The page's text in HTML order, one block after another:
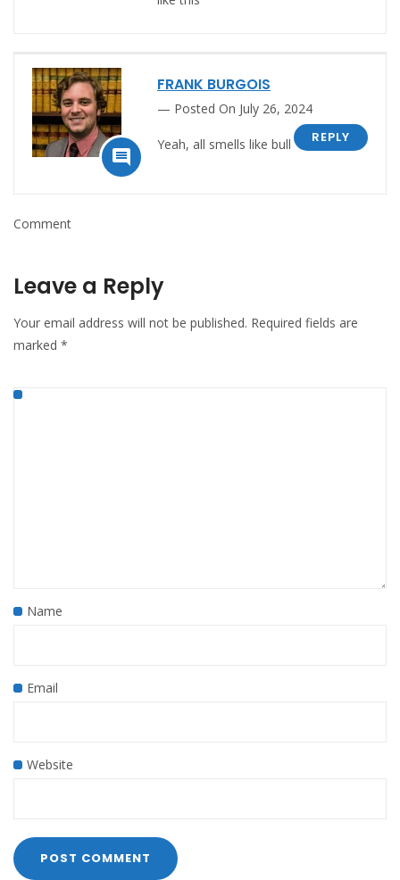

FRANK BURGOIS
Posted On July 26, 2024
REPLY
Yeah, all smells like bull
Comment
Leave a Reply
Your email address will not be published. Required fields are
marked *
Name
Email
Website